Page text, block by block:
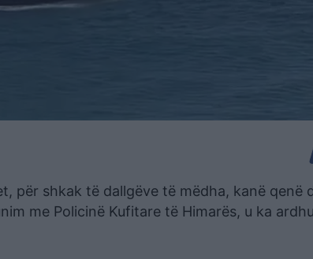
për shkak të dallgëve të mëdha, kanë qenë
me Policinë Kufitare të Himarës, u ka